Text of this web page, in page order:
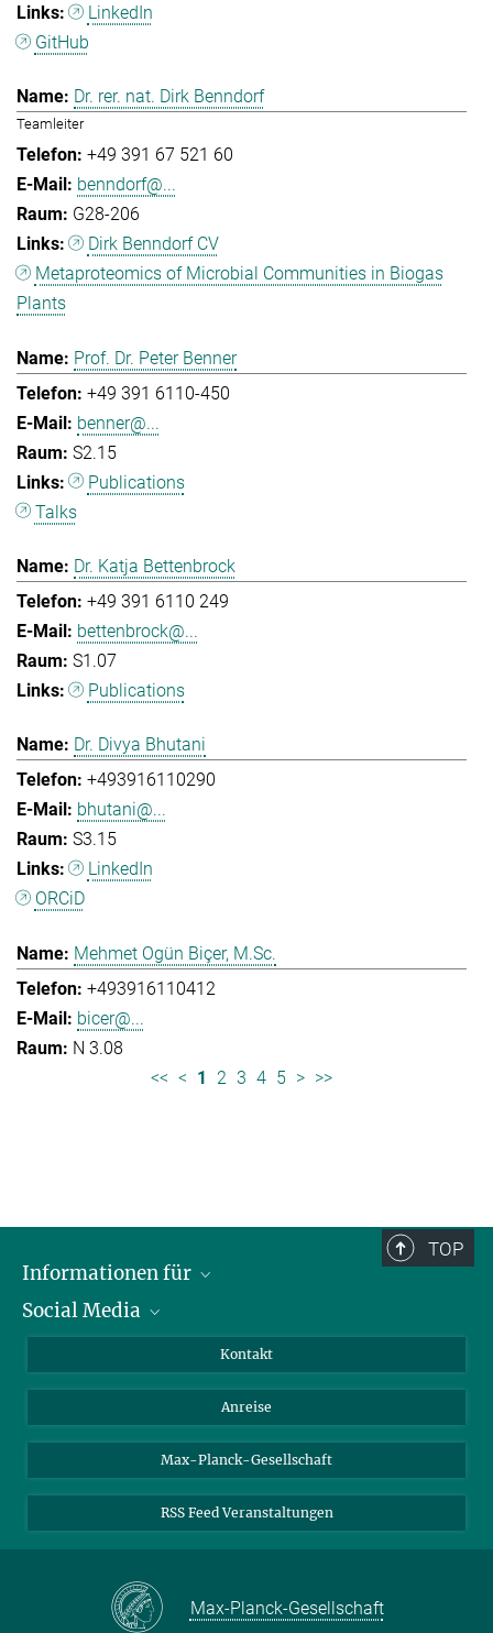
LinkedIn
GitHub
Dr. rer. nat. Dirk Benndorf
Teamleiter
+49 391 67 521 60
benndorf@...
G28-206
Dirk Benndorf CV
Metaproteomics of Microbial Communities in Biogas
Plants
Prof. Dr. Peter Benner
+49 391 6110-450
benner@...
S2.15
Publications
Talks
Dr. Katja Bettenbrock
+49 391 6110 249
bettenbrock@...
S1.07
Publications
Dr. Divya Bhutani
+493916110290
bhutani@...
S3.15
LinkedIn
ORCiD
Mehmet Ogün Biçer, M.Sc.
+493916110412
bicer@...
N 3.08
<< < 1 2 3 4 5 > >>
TOP
Informationen für
Wissenschaftlerinnen und Wissenschaftler
Bewerberinnen und Bewerber
Medienvertreter
Schülerinnen und Schüler
Social Media
YouTube
Mastodon
Kontakt
Anreise
Max-Planck-Gesellschaft
RSS Feed Veranstaltungen
Max-Planck-Gesellschaft